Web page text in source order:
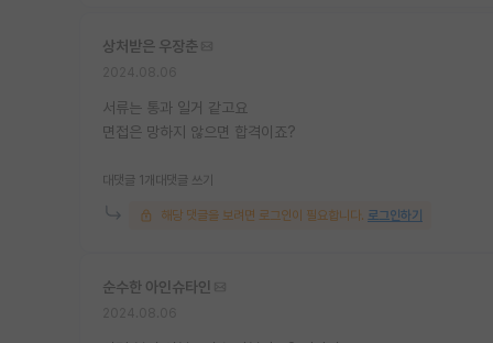
상처받은 우장춘
서류는 통과 일거 같고요
면접은 망하지 않으면 합격이죠?
대댓글 1개 대댓글 쓰기
해당 댓글을 보려면 로그인이 필요합니다. 로그인하기
순수한 아인슈타인